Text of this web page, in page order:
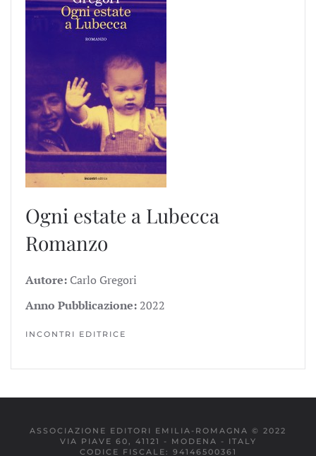
Ogni estate a Lubecca
Romanzo
Autore: Carlo Gregori
Anno Pubblicazione: 2022
INCONTRI EDITRICE
ASSOCIAZIONE EDITORI EMILIA-ROMAGNA © 2022
VIA PIAVE 60, 41121 - MODENA - ITALY
CODICE FISCALE: 94146500361